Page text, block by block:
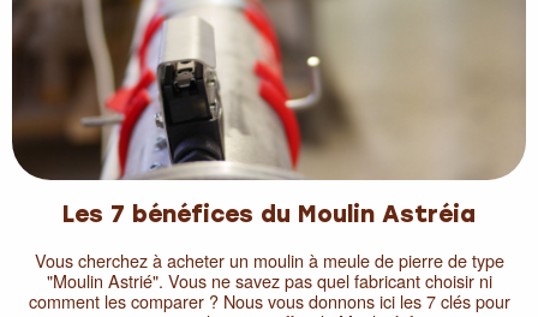
Les 7 bénéfices du Moulin Astréia
Vous cherchez à acheter un moulin à meule de pierre de type
"Moulin Astrié". Vous ne savez pas quel fabricant choisir ni
comment les comparer ? Nous vous donnons ici les 7 clés pour